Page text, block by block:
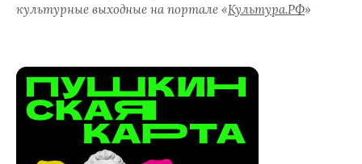
культурные выходные на портале «Культура.РФ»